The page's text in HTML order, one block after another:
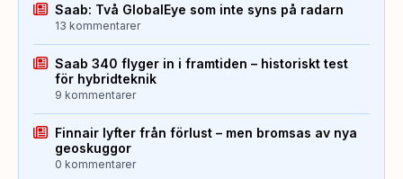
Saab: Två GlobalEye som inte syns på radarn
13 kommentarer
Saab 340 flyger in i framtiden – historiskt test
för hybridteknik
9 kommentarer
Finnair lyfter från förlust – men bromsas av nya
geoskuggor
0 kommentarer